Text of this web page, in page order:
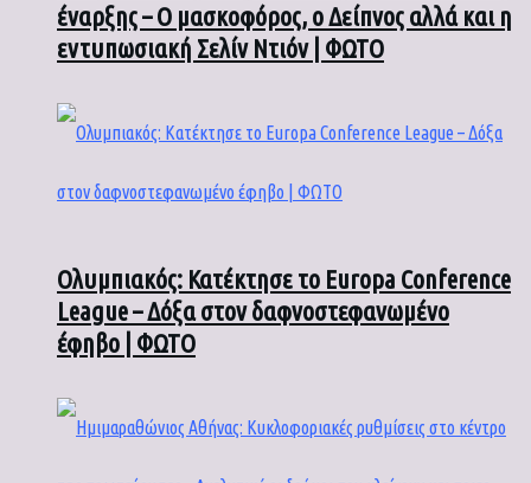
έναρξης – Ο μασκοφόρος, ο Δείπνος αλλά και η
εντυπωσιακή Σελίν Ντιόν | ΦΩΤΟ
Ολυμπιακός: Κατέκτησε το Europa Conference
League – Δόξα στον δαφνοστεφανωμένο
έφηβο | ΦΩΤΟ